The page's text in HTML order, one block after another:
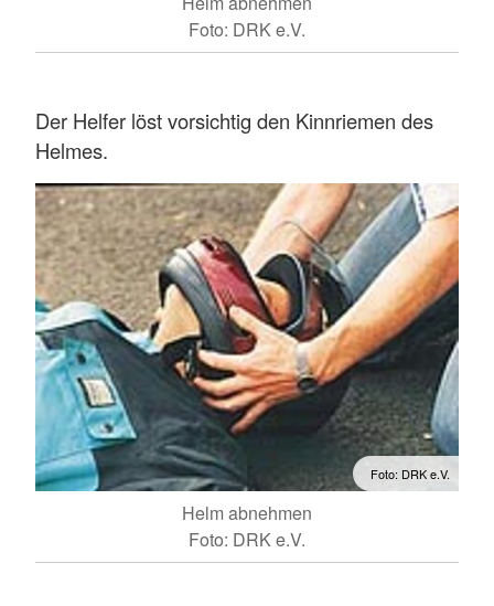
Foto: DRK e.V.
Der Helfer löst vorsichtig den Kinnriemen des
Helmes.
Foto: DRK e.V.
Helm abnehmen
Foto: DRK e.V.